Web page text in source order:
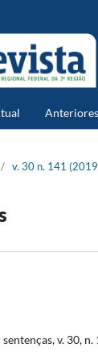
Anteriores
/ v. 30 n. 141
sentenças, v. 30,